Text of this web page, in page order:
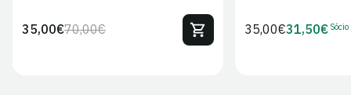
Preço
70,00€Preço
35,00€
Preço
35,00€Preço
31,50€ Sócio